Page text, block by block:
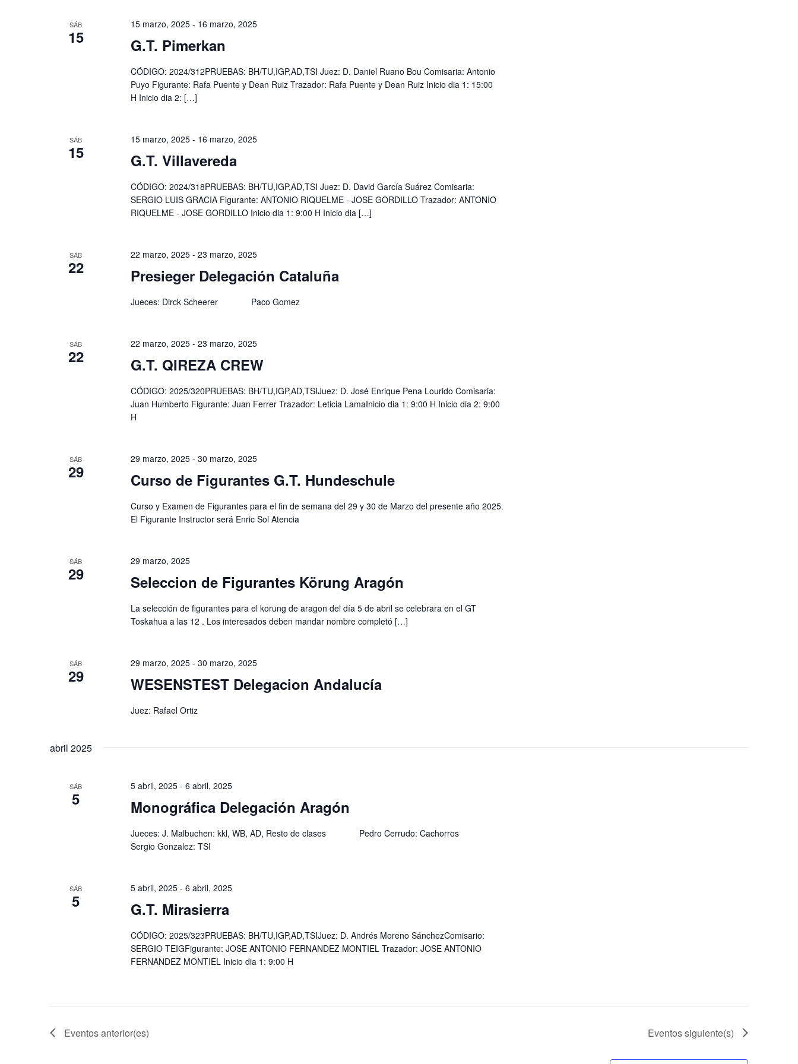
SÁB
15
15 marzo, 2025- 16 marzo, 2025
G.T. Pimerkan
CÓDIGO: 2024/312PRUEBAS: BH/TU,IGP,AD,TSI Juez: D. Daniel Ruano Bou Comisaria: Antonio
Puyo Figurante: Rafa Puente y Dean Ruiz Trazador: Rafa Puente y Dean Ruiz Inicio dia 1: 15:00
H Inicio dia 2: […]
SÁB
15
15 marzo, 2025- 16 marzo, 2025
G.T. Villavereda
CÓDIGO: 2024/318PRUEBAS: BH/TU,IGP,AD,TSI Juez: D. David García Suárez Comisaria:
SERGIO LUIS GRACIA Figurante: ANTONIO RIQUELME - JOSE GORDILLO Trazador: ANTONIO
RIQUELME - JOSE GORDILLO Inicio dia 1: 9:00 H Inicio dia […]
SÁB
22
22 marzo, 2025- 23 marzo, 2025
Presieger Delegación Cataluña
Jueces: Dirck Scheerer Paco Gomez
SÁB
22
22 marzo, 2025- 23 marzo, 2025
G.T. QIREZA CREW
CÓDIGO: 2025/320PRUEBAS: BH/TU,IGP,AD,TSIJuez: D. José Enrique Pena Lourido Comisaria:
Juan Humberto Figurante: Juan Ferrer Trazador: Leticia LamaInicio dia 1: 9:00 H Inicio dia 2: 9:00
H
SÁB
29
29 marzo, 2025- 30 marzo, 2025
Curso de Figurantes G.T. Hundeschule
Curso y Examen de Figurantes para el fin de semana del 29 y 30 de Marzo del presente año 2025.
El Figurante Instructor será Enric Sol Atencia
SÁB
29
29 marzo, 2025
Seleccion de Figurantes Körung Aragón
La selección de figurantes para el korung de aragon del día 5 de abril se celebrara en el GT
Toskahua a las 12 . Los interesados deben mandar nombre completó […]
SÁB
29
29 marzo, 2025- 30 marzo, 2025
WESENSTEST Delegacion Andalucía
Juez: Rafael Ortiz
abril 2025
SÁB
5
5 abril, 2025- 6 abril, 2025
Monográfica Delegación Aragón
Jueces: J. Malbuchen: kkl, WB, AD, Resto de clases Pedro Cerrudo: Cachorros
Sergio Gonzalez: TSI
SÁB
5
5 abril, 2025- 6 abril, 2025
G.T. Mirasierra
CÓDIGO: 2025/323PRUEBAS: BH/TU,IGP,AD,TSIJuez: D. Andrés Moreno SánchezComisario:
SERGIO TEIGFigurante: JOSE ANTONIO FERNANDEZ MONTIEL Trazador: JOSE ANTONIO
FERNANDEZ MONTIEL Inicio dia 1: 9:00 H
Eventosanterior(es) Eventossiguiente(s)